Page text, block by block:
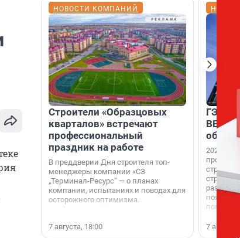
НОВОСТИ КОМПАНИЙ
Строители «Образцовых
кварталов» встречают
профессиональный
праздник на работе
В преддверии Дня строителя топ-
менеджеры компании «СЗ
„Терминал-Ресурс“ — о планах
компании, испытаниях и поводах для
осторожного оптимизма.
7 августа, 18:00
ГЭС,
ВВП: в
об
2026-й —
раз. В
7